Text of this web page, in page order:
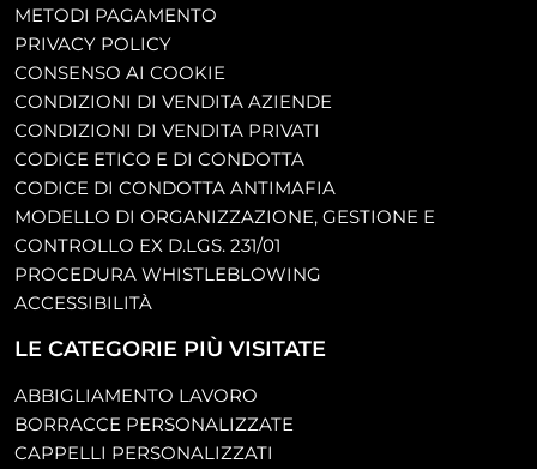
METODI PAGAMENTO
PRIVACY POLICY
CONSENSO AI COOKIE
CONDIZIONI DI VENDITA AZIENDE
CONDIZIONI DI VENDITA PRIVATI
CODICE ETICO E DI CONDOTTA
CODICE DI CONDOTTA ANTIMAFIA
MODELLO DI ORGANIZZAZIONE, GESTIONE E
CONTROLLO EX D.LGS. 231/01
PROCEDURA WHISTLEBLOWING
ACCESSIBILITÀ
LE CATEGORIE PIÙ VISITATE
ABBIGLIAMENTO LAVORO
BORRACCE PERSONALIZZATE
CAPPELLI PERSONALIZZATI